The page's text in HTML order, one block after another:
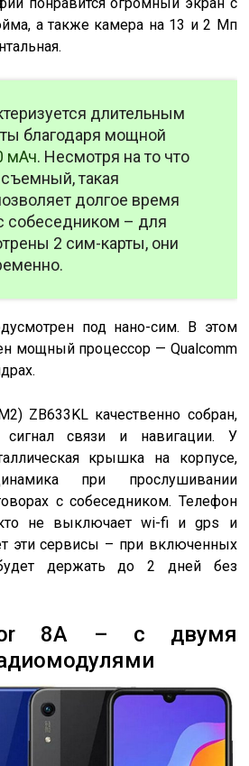
а также камера на 13 и 2 Мп
длительным
благодаря мощной
мАч. Несмотря на то что
такая
долгое время
собеседником – для
2 сим-карты, они
под нано-сим. В этом
мощный процессор — Qualcomm
ZB633KL качественно собран,
сигнал связи и навигации. У
крышка на корпусе,
при прослушивании
с собеседником. Телефон
не выключает wi-fi и gps и
эти сервисы – при включенных
держать до 2 дней без
8A – с двумя